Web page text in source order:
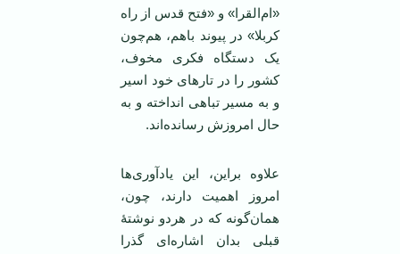
«ام‌القرا» و «فتح قدس از راه
کربلا» در پیوند باهم، هم‌چون
یک دستگاه فکری مخوف،
کشور را در تارهای خود اسیر
و به مسیر تباهی انداخته و به
حال امروزش رسانده‌‌اند.
علاوه براین، این یادآوری‌ها
امروز اهمیت دارند، چون،
همان‌گونه که در هردو نوشتۀ
قبلی بدان اشاره‌ای گذرا